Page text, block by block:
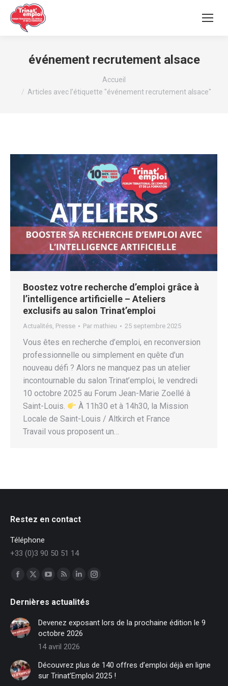
événement recrutement alsace
Accueil
Articles avec l’étiquette "événement recrutement alsace"
Boostez votre recherche d’emploi grâce à
l’intelligence artificielle – Ateliers
exclusifs au salon Trinat’emploi
Actualités, Presse Par mathieu 25 septembre 2025
Vous êtes en recherche d’emploi, en reconversion
professionnelle ou simplement en quête d’un
nouveau défi ? Alors ne manquez pas un atelier
incontournable du salon Trinat’emploi, le vendredi
10 octobre 2025 au Forum Jean-Marie Zoellé à
Saint-Louis.
À 11h30 et à 14h30, la Mission
Locale de Saint-Louis / Altkirch et France
Travail vous proposent un…
Restez en contact
Téléphone
+33 (0)3 90 50 51 14
Trouvez nous sur :
Facebook
opens
in
new
window
X
opens
new
window
opens
in
new
window
opens
in
new
window
LinkedIn
opens
in
new
window
Instagram
in
Dernières actualités
Devenez exposant lors de la prochaine édition le 9
octobre 2026
14 avril 2026
Découvrez plus de 140 offres d’emploi déjà en ligne
sur Trinat’Emploi 2025 !